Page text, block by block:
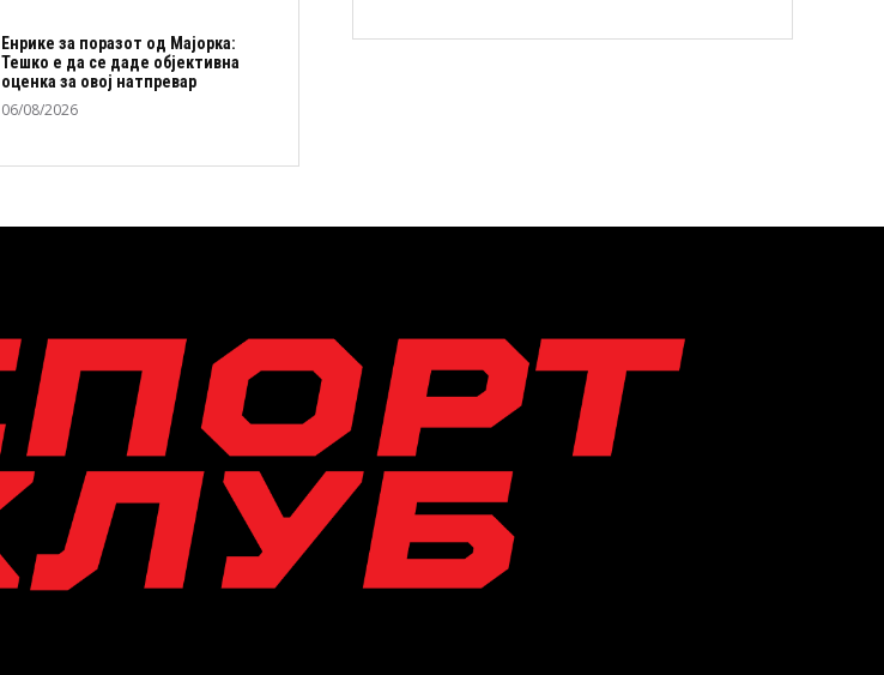
Енрике за поразот од Мајорка:
Тешко е да се даде објективна
оценка за овој натпревар
06/08/2026